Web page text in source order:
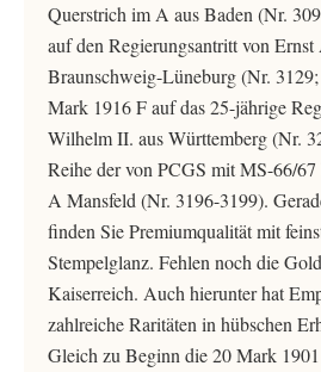
Querstrich im A aus Baden (Nr.
auf den Regierungsantritt von Ernst
Braunschweig-Lüneburg (Nr.
Mark 1916 F auf das 25-jährige
Wilhelm II. aus Württemberg (Nr.
Reihe der von PCGS mit MS-66/
A Mansfeld (Nr. 3196-3199).
finden Sie Premiumqualität mit
Stempelglanz. Fehlen noch die
Kaiserreich. Auch hierunter hat
zahlreiche Raritäten in hübschen
Gleich zu Beginn die 20 Mark